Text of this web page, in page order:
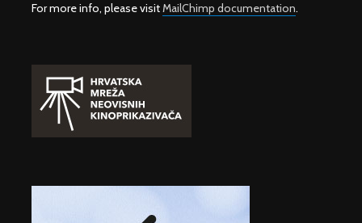
For more info, please visitMailChimp documentation.